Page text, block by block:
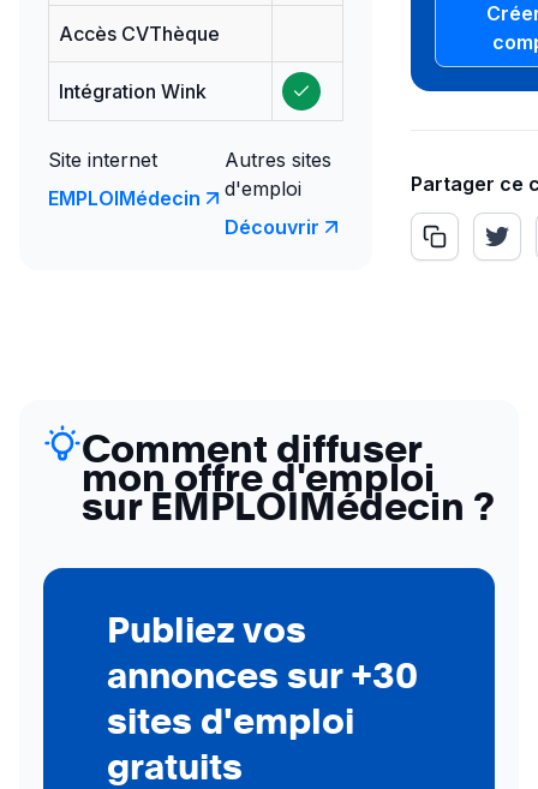
Accès CVThèque
Intégration Wink
Site internet
EMPLOIMédecin
Autres sites
d'emploi
Découvrir
Partager ce
Comment diffuser
mon offre d'emploi
sur EMPLOIMédecin ?
Publiez vos
annonces sur +30
sites d'emploi
gratuits